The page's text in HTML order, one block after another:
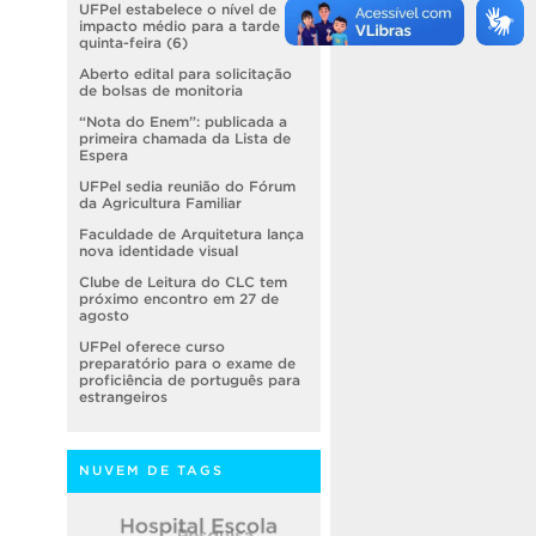
UFPel estabelece o nível de
impacto médio para a tarde de
quinta-feira (6)
Aberto edital para solicitação
de bolsas de monitoria
“Nota do Enem”: publicada a
primeira chamada da Lista de
Espera
UFPel sedia reunião do Fórum
da Agricultura Familiar
Faculdade de Arquitetura lança
nova identidade visual
Clube de Leitura do CLC tem
próximo encontro em 27 de
agosto
UFPel oferece curso
preparatório para o exame de
proficiência de português para
estrangeiros
NUVEM DE TAGS